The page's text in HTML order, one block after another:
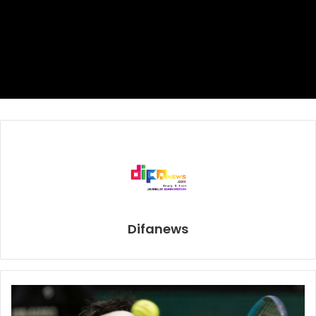
Wanita yang lahir di Michigan dan kini tinggal di Upper East
Side di Manhattan, mengatakan akan merayakan ulang
kesepian dan tercampakkan selama lebih dari dua dekade.
Laurel berusia 36 tahun ketika ia bercerai dan jatuh cinta
dengan pria Turki yang sudah beristri. Ia memiliki anak
Difanews